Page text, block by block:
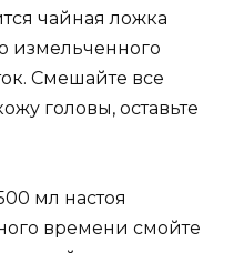
чайная ложка
измельченного
Смешайте все
головы, оставьте
мл настоя
времени смойте